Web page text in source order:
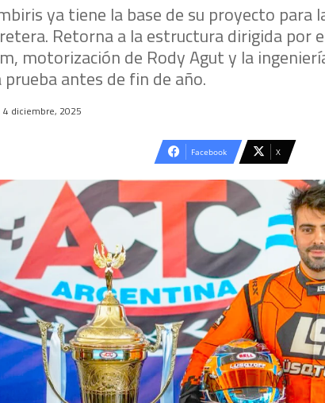
ya tiene la base de su proyecto para
Retorna a la estructura dirigida por
motorización de Rody Agut y la
prueba antes de fin de año.
4 diciembre, 2025
Facebook X